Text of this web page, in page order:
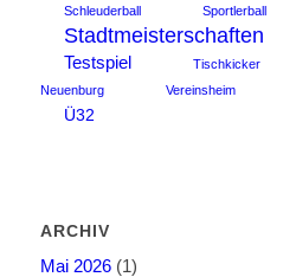
Schleuderball Sportlerball
Stadtmeisterschaften
Testspiel Tischkicker
Neuenburg
Vereinsheim
Ü32
ARCHIV
Mai 2026(1)